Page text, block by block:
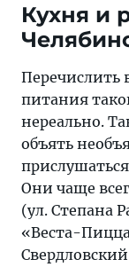
Кухня и
Перечислить
питания
нереально.
объять
Они чаще
(ул. Степана
«Веста-